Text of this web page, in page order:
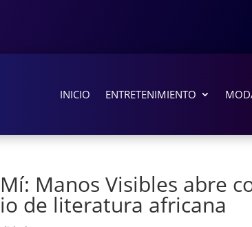
INICIO ENTRETENIMIENTO
Manos Visibles abre
de literatura africana